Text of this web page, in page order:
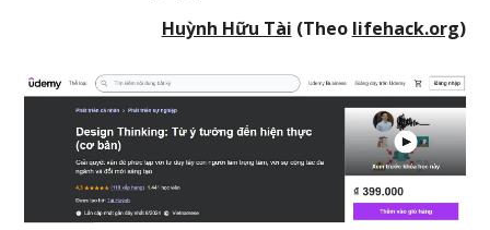
Huỳnh Hữu Tài (Theo lifehack.org)